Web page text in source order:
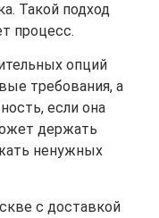
Такой подход
процесс.
опций
требования, а
если она
держать
ненужных
с доставкой